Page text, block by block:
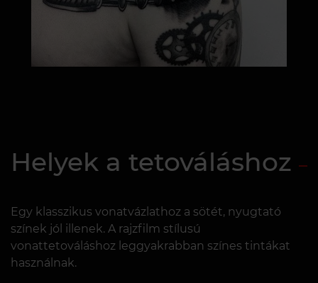
Helyek a tetováláshoz
Egy klasszikus vonatvázlathoz a sötét, nyugtató
színek jól illenek. A rajzfilm stílusú
vonattetováláshoz leggyakrabban színes tintákat
használnak.